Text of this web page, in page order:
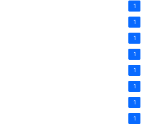
1
1
1
1
1
1
1
1